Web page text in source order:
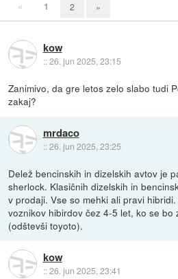
« 1 2 »
kow
::26. jun 2025, 23:15
Zanimivo, da gre letos zelo slabo tudi
zakaj?
mrdaco
::26. jun 2025, 23:25
Delež bencinskih in dizelskih avtov je
sherlock. Klasičnih dizelskih in
v prodaji. Vse so mehki ali pravi
voznikov hibirdov čez 4-5 let, ko se bo
(odštevši toyoto).
kow
::26. jun 2025, 23:41